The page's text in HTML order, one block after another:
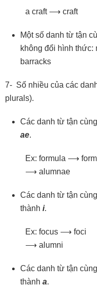
a craft ⟶ craft
Một số danh từ tận
không đổi hình thức:
barracks
7- Số nhiều của các
plurals).
Các danh từ tận
ae.
Ex:
⟶ alumnae
Các danh từ tận
thành i.
Ex:
⟶ alumni
Các danh từ tận
thành a.